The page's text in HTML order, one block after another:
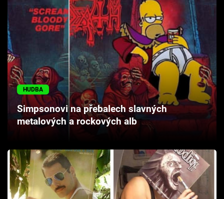
Filmy
Seriály
Hry
Cool Esport
Pořady
Sledujte prima+
Přihlášení
HUDBA
Simpsonovi na přebalech slavných
metalových a rockových alb